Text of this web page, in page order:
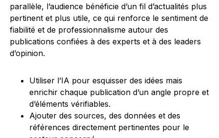
parallèle, l’audience bénéficie d’un fil d’actualités plus
pertinent et plus utile, ce qui renforce le sentiment de
fiabilité et de professionnalisme autour des
publications confiées à des experts et à des leaders
d’opinion.
Utiliser l’IA pour esquisser des idées mais
enrichir chaque publication d’un angle propre et
d’éléments vérifiables.
Ajouter des sources, des données et des
références directement pertinentes pour le